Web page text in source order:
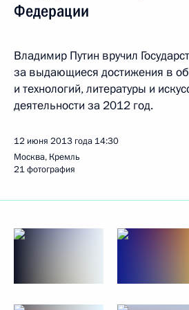
Федерации
Владимир Путин вручил
за выдающиеся достижения в
и технологий, литературы и
деятельности за 2012 год.
12 июня 2013 года 14:30
Москва, Кремль
21 фотография